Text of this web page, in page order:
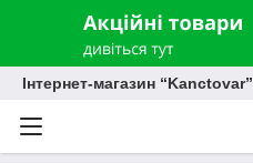
Інтернет-магазин “Kanctovar”